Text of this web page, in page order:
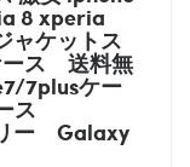
8 xperia
ャケットス
ス 送料無
7plusケー
ス
ー Galaxy